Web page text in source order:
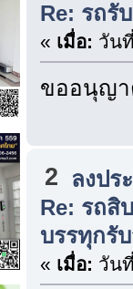
Re: รถรั
« เมื่อ: วัน
ขออนุญา
2
ลงปร
Re: รถสิ
บรรทุกรั
« เมื่อ: วัน